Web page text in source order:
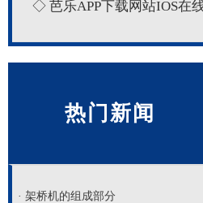
◇ 芭乐APP下载网站IOS在
热门新闻
· 架桥机的组成部分